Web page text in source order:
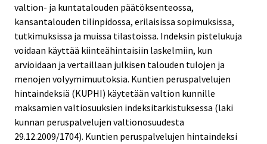
valtion- ja kuntatalouden päätöksenteossa,
kansantalouden tilinpidossa, erilaisissa sopimuksissa,
tutkimuksissa ja muissa tilastoissa. Indeksin pistelukuja
voidaan käyttää kiinteähintaisiin laskelmiin, kun
arvioidaan ja vertaillaan julkisen talouden tulojen ja
menojen volyymimuutoksia. Kuntien peruspalvelujen
hintaindeksiä (KUPHI) käytetään valtion kunnille
maksamien valtiosuuksien indeksitarkistuksessa (laki
kunnan peruspalvelujen valtionosuudesta
29.12.2009/1704). Kuntien peruspalvelujen hintaindeksi